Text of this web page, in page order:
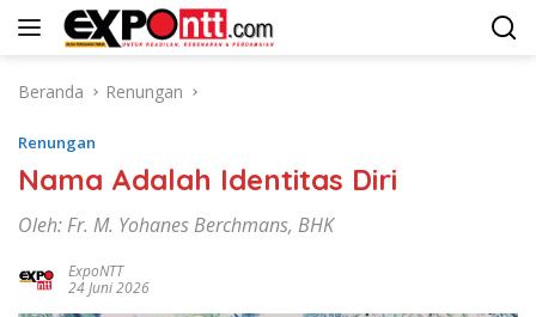
Langsung
Beranda
Renungan
Renungan
Nama Adalah Identitas Diri
Oleh: Fr. M. Yohanes Berchmans, BHK
ExpoNTT
24 Juni 2026